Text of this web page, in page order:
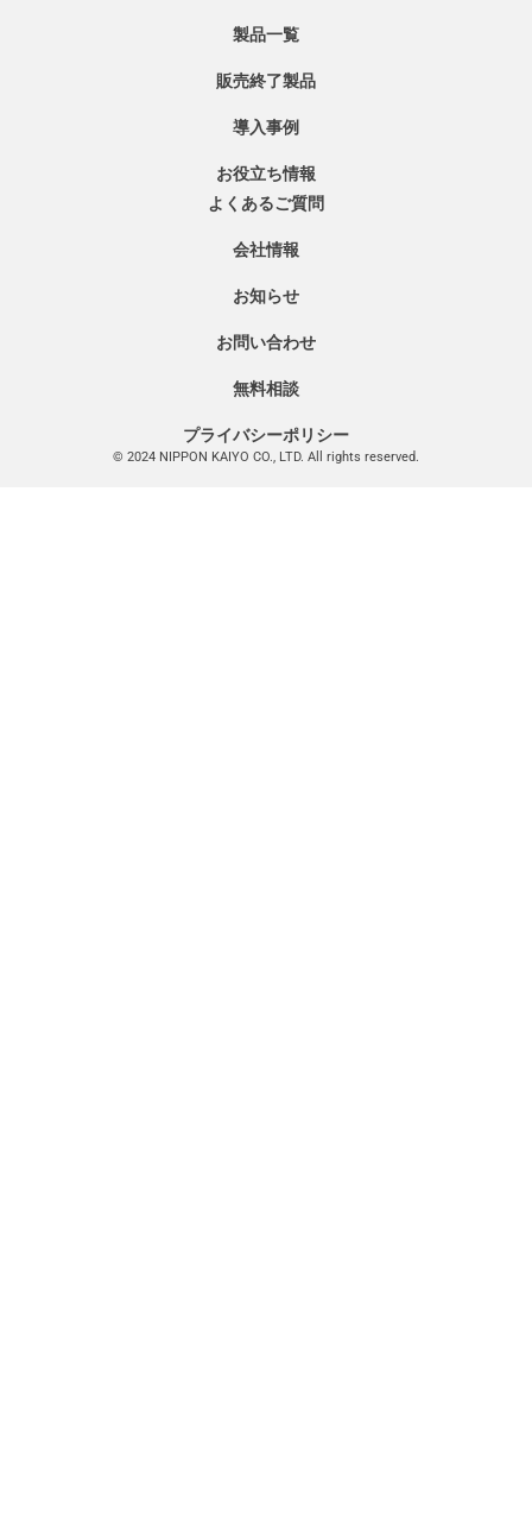
製品一覧
販売終了製品
導入事例
お役立ち情報
よくあるご質問
会社情報
お知らせ
お問い合わせ
無料相談
プライバシーポリシー
© 2024 NIPPON KAIYO CO., LTD. All rights reserved.